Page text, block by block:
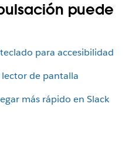
puede
para accesibilidad
lector de pantalla
más rápido en Slack